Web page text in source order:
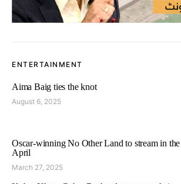
ENTERTAINMENT
Aima Baig ties the knot
August 6, 2025
Oscar-winning No Other Land to stream in
April
March 27, 2025